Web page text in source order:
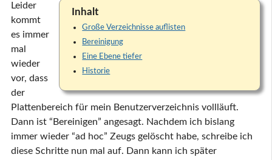
Inhalt
Große Verzeichnisse auflisten
Bereinigung
Eine Ebene tiefer
Historie
Leider
kommt
es immer
mal
wieder
vor, dass
der
Plattenbereich für mein Benutzerverzeichnis vollläuft.
Dann ist “Bereinigen” angesagt. Nachdem ich bislang
immer wieder “ad hoc” Zeugs gelöscht habe, schreibe ich
diese Schritte nun mal auf. Dann kann ich später